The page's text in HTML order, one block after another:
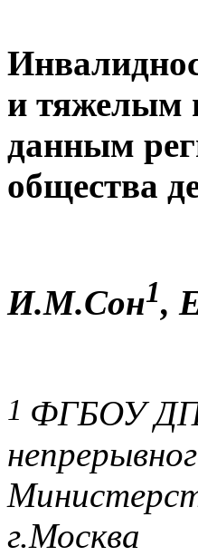
и тяжелым
данным
общества
И.М.Сон1,
1 ФГБОУ
г.Москва